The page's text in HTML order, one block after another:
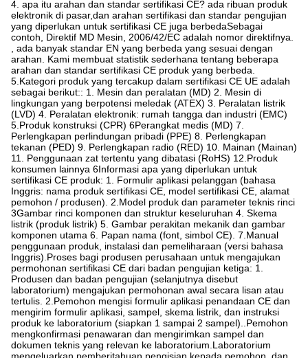
4. apa itu arahan dan standar sertifikasi CE? ada ribuan produk
elektronik di pasar,dan arahan sertifikasi dan standar pengujian
yang diperlukan untuk sertifikasi CE juga berbedaSebagai
contoh, Direktif MD Mesin, 2006/42/EC adalah nomor direktifnya.
, ada banyak standar EN yang berbeda yang sesuai dengan
arahan. Kami membuat statistik sederhana tentang beberapa
arahan dan standar sertifikasi CE produk yang berbeda.
5.Kategori produk yang tercakup dalam sertifikasi CE UE adalah
sebagai berikut:: 1. Mesin dan peralatan (MD) 2. Mesin di
lingkungan yang berpotensi meledak (ATEX) 3. Peralatan listrik
(LVD) 4. Peralatan elektronik: rumah tangga dan industri (EMC)
5.Produk konstruksi (CPR) 6Perangkat medis (MD) 7.
Perlengkapan perlindungan pribadi (PPE) 8. Perlengkapan
tekanan (PED) 9. Perlengkapan radio (RED) 10. Mainan (Mainan)
11. Penggunaan zat tertentu yang dibatasi (RoHS) 12.Produk
konsumen lainnya 6Informasi apa yang diperlukan untuk
sertifikasi CE produk: 1. Formulir aplikasi pelanggan (bahasa
Inggris: nama produk sertifikasi CE, model sertifikasi CE, alamat
pemohon / produsen). 2.Model produk dan parameter teknis rinci
3Gambar rinci komponen dan struktur keseluruhan 4. Skema
listrik (produk listrik) 5. Gambar perakitan mekanik dan gambar
komponen utama 6. Papan nama (font, simbol CE). 7.Manual
penggunaan produk, instalasi dan pemeliharaan (versi bahasa
Inggris).Proses bagi produsen perusahaan untuk mengajukan
permohonan sertifikasi CE dari badan pengujian ketiga: 1.
Produsen dan badan pengujian (selanjutnya disebut
laboratorium) mengajukan permohonan awal secara lisan atau
tertulis. 2.Pemohon mengisi formulir aplikasi penandaan CE dan
mengirim formulir aplikasi, sampel, skema listrik, dan instruksi
produk ke laboratorium (siapkan 1 sampai 2 sampel)..Pemohon
mengkonfirmasi penawaran dan mengirimkan sampel dan
dokumen teknis yang relevan ke laboratorium.Laboratorium